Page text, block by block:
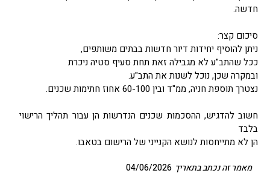
חדשה.
סיכום קצר:
ניתן להוסיף יחידות דיור חדשות בבתים משותפים,
ככל שהתב"ע לא מגבילה זאת תחת סעיף סטיה ניכרת
ובמקרה שכן, נוכל לשנות את התב"ע.
נצטרך תוספת חניה, ממ"ד ובין 60-100 אחוז חתימות שכנים.
חשוב להדגיש, ההסכמות שכנים הנדרשות הן עבור תהליך הרישוי
בלבד
הן לא מתייחסות לנושא הקנייני של הרישום בטאבו.
מאמר זה נכתב בתאריך 04/06/2026